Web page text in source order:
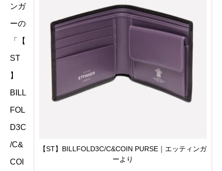
【ST】BILLFOLD3C/C&COIN PURSE｜エッティンガ
ーより
ンガ
ーの
「【
ST
】
BILL
FOL
D3C
/C&
COI